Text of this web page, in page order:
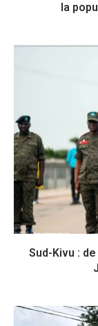
la
Sud-Kivu :